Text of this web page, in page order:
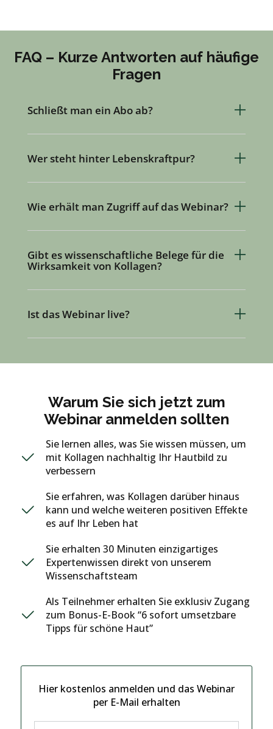
FAQ – Kurze Antworten auf häufige
Fragen
Schließt man ein Abo ab?
Wer steht hinter Lebenskraftpur?
Wie erhält man Zugriff auf das Webinar?
Gibt es wissenschaftliche Belege für die
Wirksamkeit von Kollagen?
Ist das Webinar live?
Warum Sie sich jetzt zum
Webinar anmelden sollten
Sie lernen alles, was Sie wissen müssen, um
mit Kollagen nachhaltig Ihr Hautbild zu
verbessern
Sie erfahren, was Kollagen darüber hinaus
kann und welche weiteren positiven Effekte
es auf Ihr Leben hat
Sie erhalten 30 Minuten einzigartiges
Expertenwissen direkt von unserem
Wissenschaftsteam
Als Teilnehmer erhalten Sie exklusiv Zugang
zum Bonus-E-Book “6 sofort umsetzbare
Tipps für schöne Haut”
Hier kostenlos anmelden und das Webinar
per E-Mail erhalten